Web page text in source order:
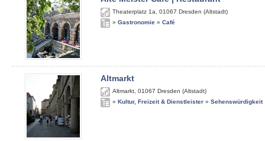
Theaterplatz 1a 01067 Dresden (Altstadt)
» Gastronomie » Café
Altmarkt
Altmarkt 01067 Dresden (Altstadt)
» Kultur, Freizeit & Dienstleister » Sehenswürdigkeit